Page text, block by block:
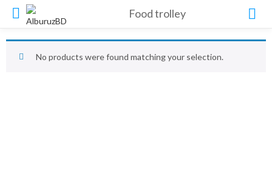
Food trolley
No products were found matching your selection.